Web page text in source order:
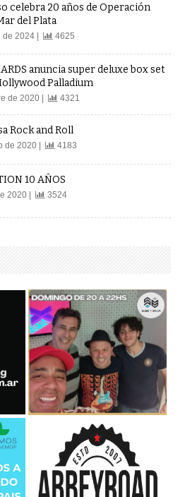
celebra 20 años de Operación
del Plata
2024 | 4625
anuncia super deluxe box set
Palladium
de 2020 | 4321
Rock and Roll
de 2020 | 4183
10 AÑOS
2020 | 3524